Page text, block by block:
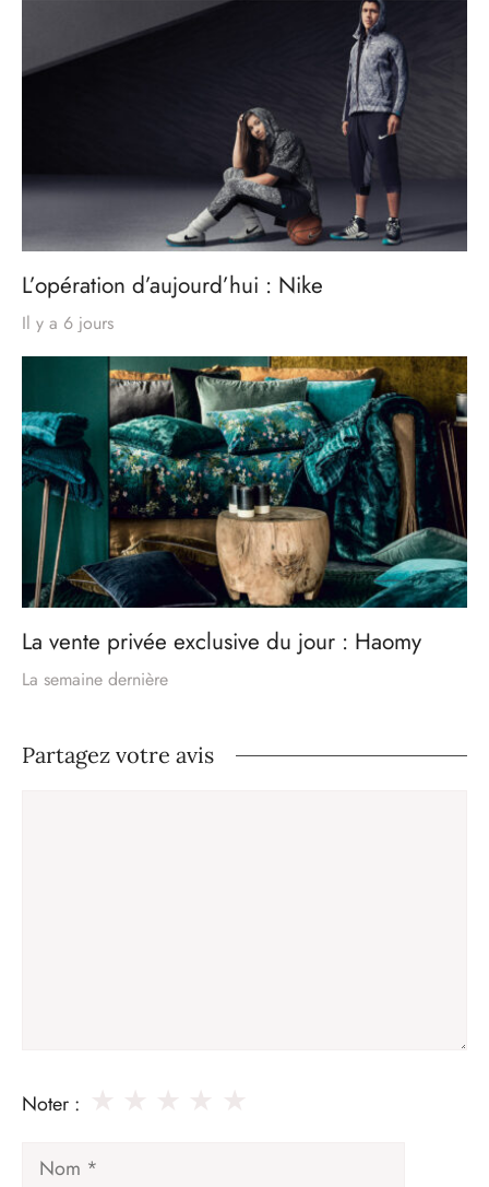
L’opération d’aujourd’hui : Nike
Il y a 6 jours
La vente privée exclusive du jour : Haomy
La semaine dernière
Partagez votre avis
Noter :
Nom